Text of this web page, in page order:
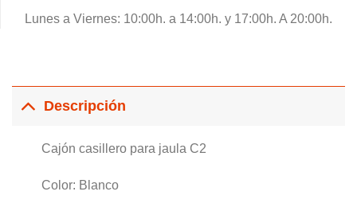
Lunes a Viernes: 10:00h. a 14:00h. y 17:00h. A 20:00h.
Descripción
Cajón casillero para jaula C2
Color: Blanco